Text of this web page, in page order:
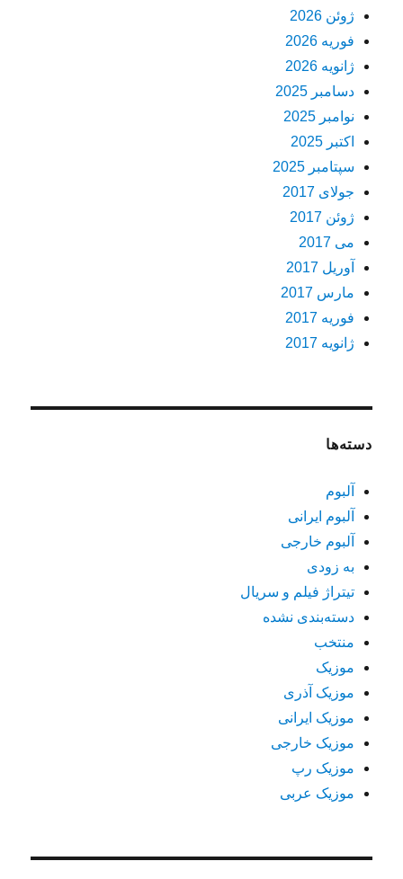
ژوئن 2026
فوریه 2026
ژانویه 2026
دسامبر 2025
نوامبر 2025
اکتبر 2025
سپتامبر 2025
جولای 2017
ژوئن 2017
می 2017
آوریل 2017
مارس 2017
فوریه 2017
ژانویه 2017
دسته‌ها
آلبوم
آلبوم ایرانی
آلبوم خارجی
به زودی
تیتراژ فیلم و سریال
دسته‌بندی نشده
منتخب
موزیک
موزیک آذری
موزیک ایرانی
موزیک خارجی
موزیک رپ
موزیک عربی